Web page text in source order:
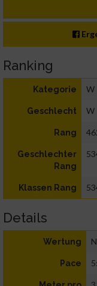
Ranking
Kategorie W
Geschlecht W
Rang
Geschlechter
Rang
Klassen Rang
Details
Wertung
Pace